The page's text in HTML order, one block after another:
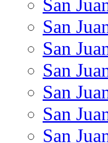
San
San
San
San
San
San
San